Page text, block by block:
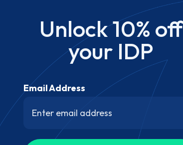
Unlock 10% off
your IDP
Email Address